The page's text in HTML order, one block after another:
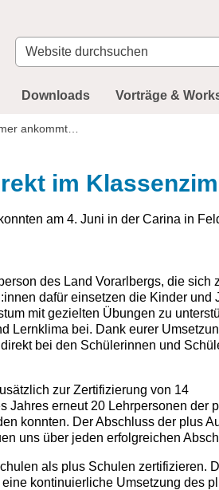
Website
durchsuchen
Downloads Vorträge &
ankommt…
im
am 4. Juni in der Carina in
des Land Vorarlbergs, die sich
dafür einsetzen die Kinder und
mit gezielten Übungen zu
Lernklima bei. Dank eurer
bei den Schülerinnen und
zur Zertifizierung von 14
Jahres erneut 20 Lehrpersonen der
konnten. Der Abschluss der plus
uns über jeden erfolgreichen
als plus Schulen zertifizieren.
kontinuierliche Umsetzung des